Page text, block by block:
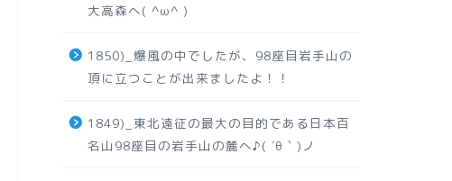
大高森へ( ^ω^ )
1850)_爆風の中でしたが、98座目岩手山の
頂に立つことが出来ましたよ！！
1849)_東北遠征の最大の目的である日本百
名山98座目の岩手山の麓へ♪( ´θ｀)ノ